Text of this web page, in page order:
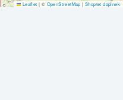
Leaflet | © OpenStreetMap | Shoptet doplnek